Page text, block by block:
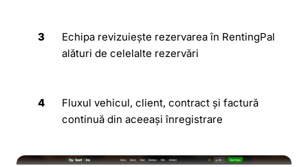
3
Echipa revizuiește rezervarea în RentingPal
alături de celelalte rezervări
4
Fluxul vehicul, client, contract și factură
continuă din aceeași înregistrare